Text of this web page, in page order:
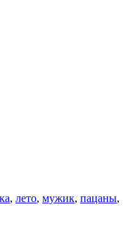
, лето, мужик, пацаны,